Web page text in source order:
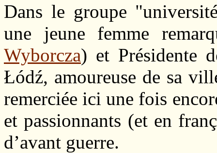
Dans le groupe
une jeune femme
Wyborcza) et Présidente
Łódź, amoureuse de sa
remerciée ici une fois
et passionnants (et en
d’avant guerre.